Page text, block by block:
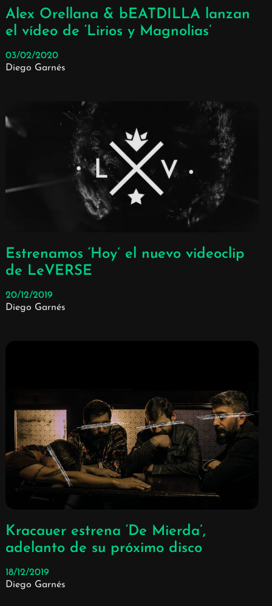
Alex Orellana & bEATDILLA lanzan
el vídeo de ‘Lirios y Magnolias’
03/02/2020
Diego Garnés
Estrenamos ‘Hoy’ el nuevo videoclip
de LeVERSE
20/12/2019
Diego Garnés
Kracauer estrena ‘De Mierda’,
adelanto de su próximo disco
18/12/2019
Diego Garnés